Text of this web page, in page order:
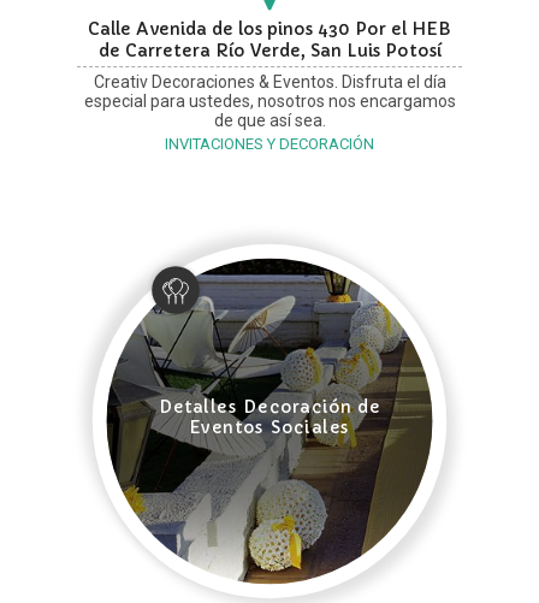
Calle Avenida de los pinos 430 Por el HEB
de Carretera Río Verde, San Luis Potosí
Creativ Decoraciones & Eventos. Disfruta el día
especial para ustedes, nosotros nos encargamos
de que así sea.
INVITACIONES Y DECORACIÓN
Detalles Decoración de
Eventos Sociales